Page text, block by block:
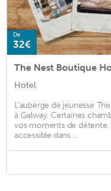
De
32€
The Nest Boutique
Hotel
L'auberge de jeunesse
à Galway. Certaines
vos moments de
accessible dans ...